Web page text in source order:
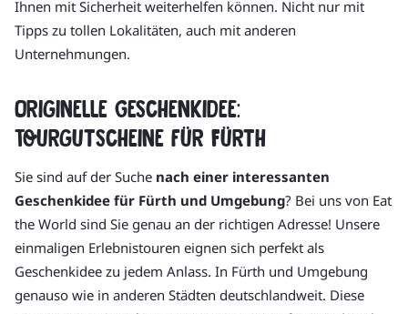
Ihnen mit Sicherheit weiterhelfen können. Nicht nur mit
Tipps zu tollen Lokalitäten, auch mit anderen
Unternehmungen.
Originelle Geschenkidee:
Tourgutscheine für Fürth
Sie sind auf der Suche nach einer interessanten
Geschenkidee für Fürth und Umgebung? Bei uns von Eat
the World sind Sie genau an der richtigen Adresse! Unsere
einmaligen Erlebnistouren eignen sich perfekt als
Geschenkidee zu jedem Anlass. In Fürth und Umgebung
genauso wie in anderen Städten deutschlandweit. Diese